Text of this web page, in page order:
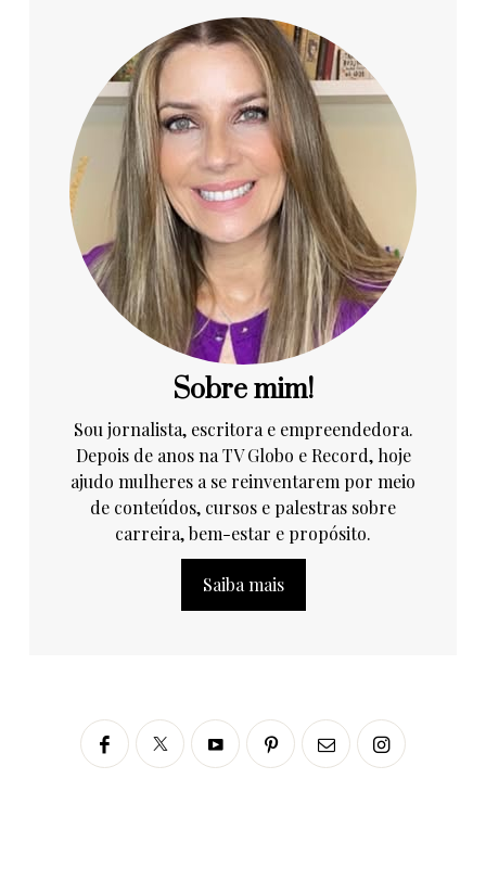
Sobre mim!
Sou jornalista, escritora e empreendedora.
Depois de anos na TV Globo e Record, hoje
ajudo mulheres a se reinventarem por meio
de conteúdos, cursos e palestras sobre
carreira, bem-estar e propósito.
Saiba mais